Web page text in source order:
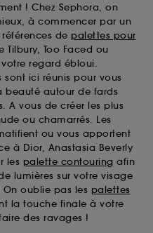
! Chez Sephora, on
à commencer par un
de palettes pour
Tilbury, Too Faced ou
regard ébloui.
ici réunis pour vous
autour de fards
A vous de créer les plus
ou chamarrés. Les
ou vous apportent
à Dior, Anastasia Beverly
les palette contouring afin
lumières sur votre visage
oublie pas les palettes
la touche finale à votre
des ravages !